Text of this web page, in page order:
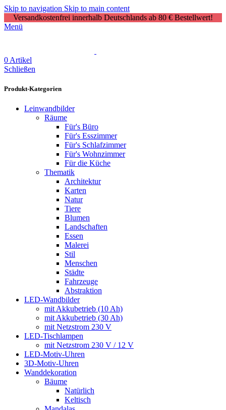
Skip to navigation Skip to main content
Versandkostenfrei innerhalb Deutschlands ab 80 € Bestellwert!
Menü
0 Artikel
Schließen
Produkt-Kategorien
Leinwandbilder
Räume
Für's Büro
Für's Esszimmer
Für's Schlafzimmer
Für's Wohnzimmer
Für die Küche
Thematik
Architektur
Karten
Natur
Tiere
Blumen
Landschaften
Essen
Malerei
Stil
Menschen
Städte
Fahrzeuge
Abstraktion
LED-Wandbilder
mit Akkubetrieb (10 Ah)
mit Akkubetrieb (30 Ah)
mit Netzstrom 230 V
LED-Tischlampen
mit Netzstrom 230 V / 12 V
LED-Motiv-Uhren
3D-Motiv-Uhren
Wanddekoration
Bäume
Natürlich
Keltisch